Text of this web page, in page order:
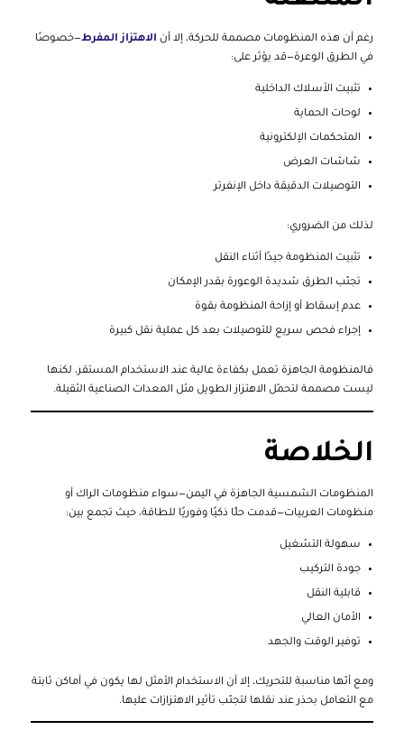
رغم أن هذه المنظومات مصممة للحركة، إلا أن الاهتزاز المفرط—خصوصًا
في الطرق الوعرة—قد يؤثر على:
تثبيت الأسلاك الداخلية
لوحات الحماية
المتحكمات الإلكترونية
شاشات العرض
التوصيلات الدقيقة داخل الإنفرتر
لذلك من الضروري:
تثبيت المنظومة جيدًا أثناء النقل
تجنّب الطرق شديدة الوعورة بقدر الإمكان
عدم إسقاط أو إزاحة المنظومة بقوة
إجراء فحص سريع للتوصيلات بعد كل عملية نقل كبيرة
فالمنظومة الجاهزة تعمل بكفاءة عالية عند الاستخدام المستقر، لكنها
ليست مصممة لتحمّل الاهتزاز الطويل مثل المعدات الصناعية الثقيلة.
الخلاصة
المنظومات الشمسية الجاهزة في اليمن—سواء منظومات الراك أو
منظومات العربيات—قدمت حلًا ذكيًا وفوريًا للطاقة، حيث تجمع بين:
سهولة التشغيل
جودة التركيب
قابلية النقل
الأمان العالي
توفير الوقت والجهد
ومع أنّها مناسبة للتحريك، إلا أن الاستخدام الأمثل لها يكون في أماكن ثابتة
مع التعامل بحذر عند نقلها لتجنّب تأثير الاهتزازات عليها.